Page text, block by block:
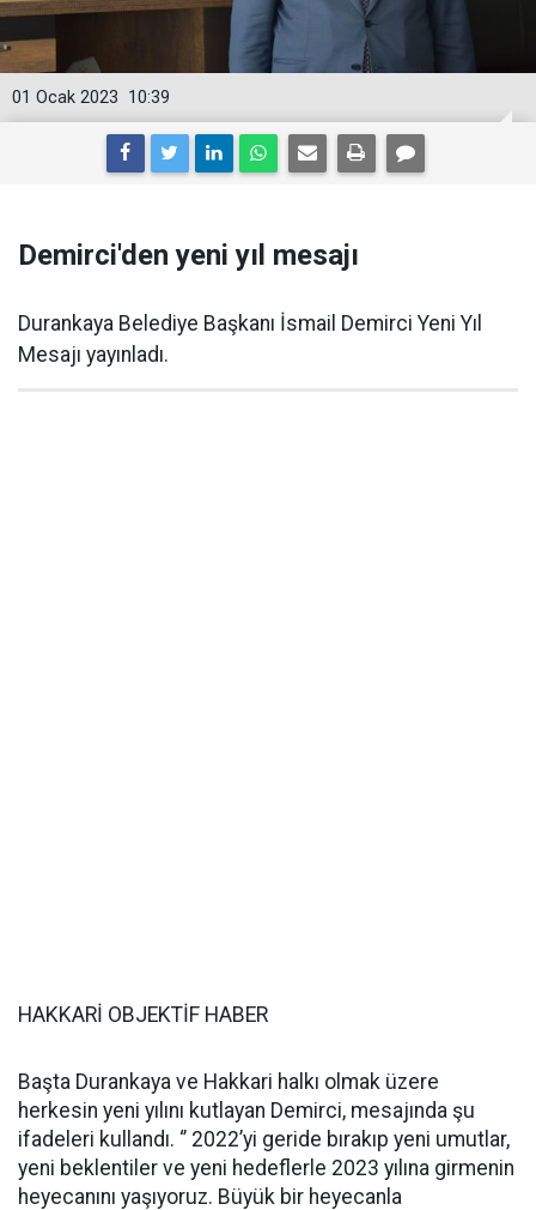
10:39
01 Ocak 2023
Demirci'den yeni yıl mesajı
Durankaya Belediye Başkanı İsmail Demirci Yeni Yıl
Mesajı yayınladı.
HAKKARİ OBJEKTİF HABER
Başta Durankaya ve Hakkari halkı olmak üzere
herkesin yeni yılını kutlayan Demirci, mesajında şu
ifadeleri kullandı. ‘’ 2022’yi geride bırakıp yeni umutlar,
yeni beklentiler ve yeni hedeflerle 2023 yılına girmenin
heyecanını yaşıyoruz. Büyük bir heyecanla